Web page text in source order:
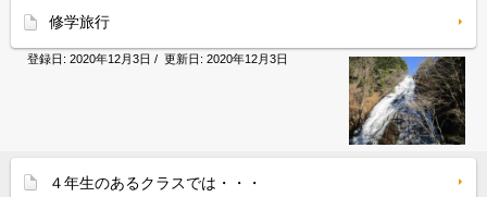
修学旅行
登録日: 2020年12月3日 / 更新日: 2020年12月3日
４年生のあるクラスでは・・・